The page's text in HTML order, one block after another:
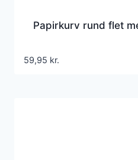
Papirkurv rund flet
59,95 kr.